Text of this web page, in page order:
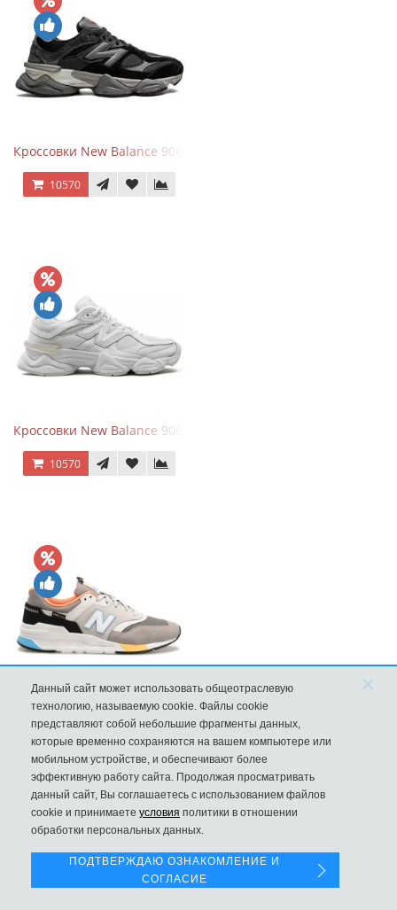
Кроссовки New Balance 9060 Black Castlerock
10570
Кроссовки New Balance 9060 Triple White
10570
New Balance 997H Cordura Marblehead с желтой и голубой
8970
Данный сайт может использовать общеотраслевую
технологию, называемую cookie. Файлы cookie
представляют собой небольшие фрагменты данных,
которые временно сохраняются на вашем компьютере или
мобильном устройстве, и обеспечивают более
эффективную работу сайта. Продолжая просматривать
данный сайт, Вы соглашаетесь с использованием файлов
cookie и принимаете условия политики в отношении
обработки персональных данных.
×
ПОДТВЕРЖДАЮ ОЗНАКОМЛЕНИЕ И
СОГЛАСИЕ